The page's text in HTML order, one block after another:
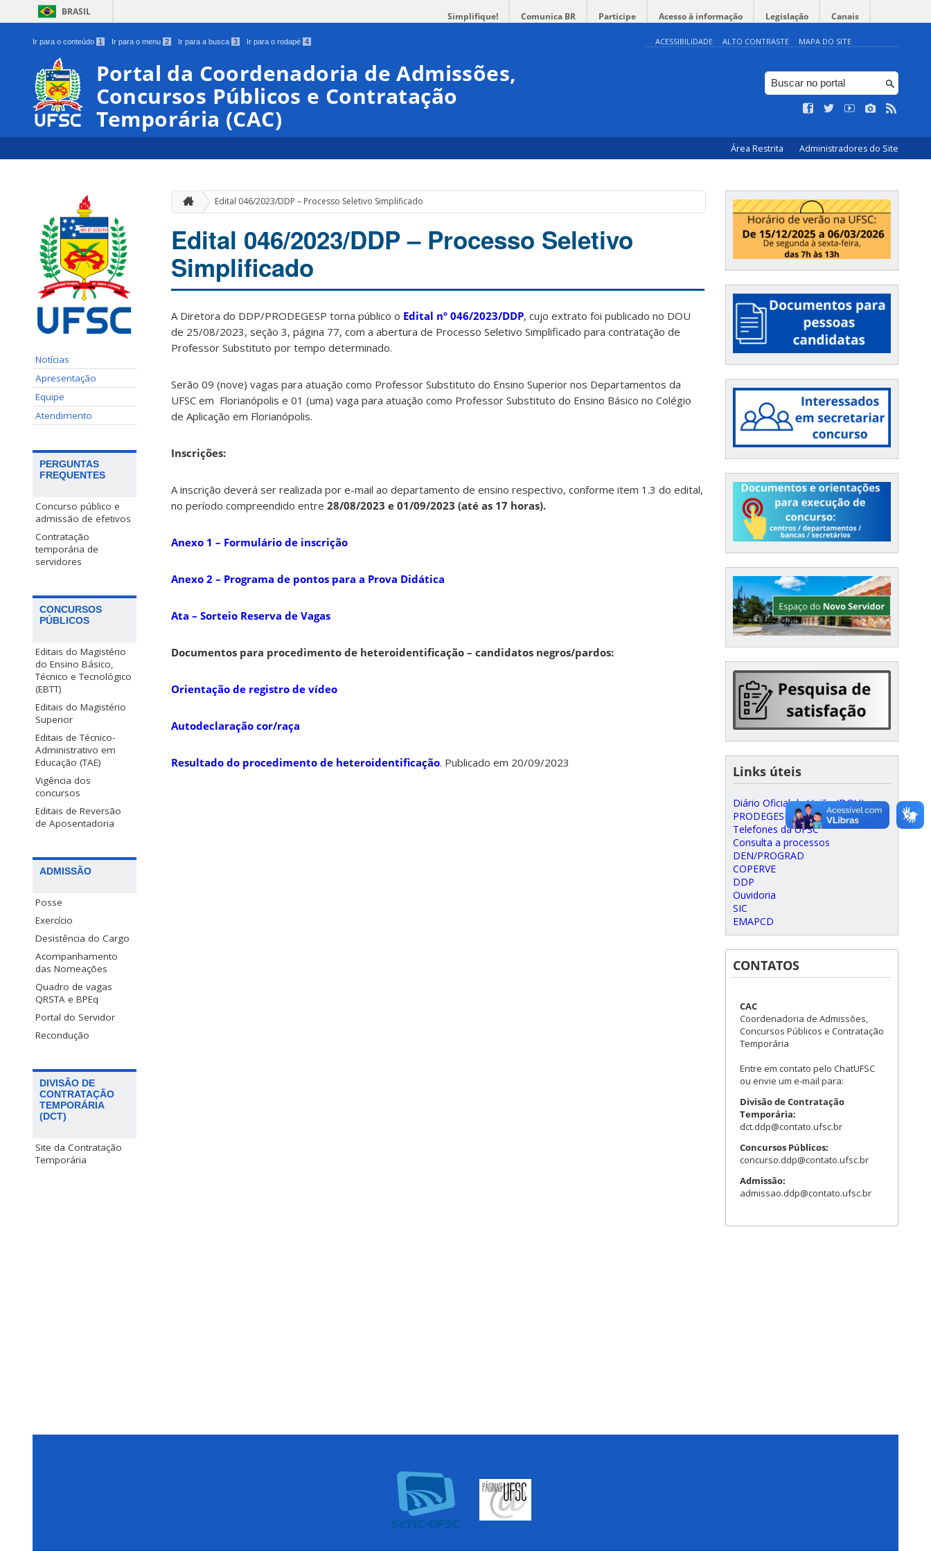
BRASIL Simplifique! Comunica BR Participe Acesso à informação Legislação Canais
Ir para o conteúdo 1 Ir para o menu 2 Ir para a busca 3 Ir para o rodapé 4 ACESSIBILIDADE ALTO CONTRASTE MAPA DO SITE
Portal da Coordenadoria de Admissões,
Concursos Públicos e Contratação
Temporária (CAC)
Área Restrita Administradores do Site
Notícias
Apresentação
Equipe
Atendimento
PERGUNTAS
FREQUENTES
Concurso público e
admissão de efetivos
Contratação
temporária de
servidores
CONCURSOS
PÚBLICOS
Editais do Magistério
do Ensino Básico,
Técnico e Tecnológico
(EBTT)
Editais do Magistério
Superior
Editais de Técnico-
Administrativo em
Educação (TAE)
Vigência dos
concursos
Editais de Reversão
de Aposentadoria
ADMISSÃO
Posse
Exercício
Desistência do Cargo
Acompanhamento
das Nomeações
Quadro de vagas
QRSTA e BPEq
Portal do Servidor
Recondução
DIVISÃO DE
CONTRATAÇÃO
TEMPORÁRIA
(DCT)
Site da Contratação
Temporária
Edital 046/2023/DDP – Processo Seletivo Simplificado
Edital 046/2023/DDP – Processo Seletivo
Simplificado
A Diretora do DDP/PRODEGESP torna público o Edital nº 046/2023/DDP, cujo extrato foi publicado no DOU
de 25/08/2023, seção 3, página 77, com a abertura de Processo Seletivo Simplificado para contratação de
Professor Substituto por tempo determinado.
Serão 09 (nove) vagas para atuação como Professor Substituto do Ensino Superior nos Departamentos da
UFSC em Florianópolis e 01 (uma) vaga para atuação como Professor Substituto do Ensino Básico no Colégio
de Aplicação em Florianópolis.
Inscrições:
A inscrição deverá ser realizada por e-mail ao departamento de ensino respectivo, conforme item 1.3 do edital,
no período compreendido entre 28/08/2023 e 01/09/2023 (até as 17 horas).
Anexo 1 – Formulário de inscrição
Anexo 2 – Programa de pontos para a Prova Didática
Ata – Sorteio Reserva de Vagas
Documentos para procedimento de heteroidentificação – candidatos negros/pardos:
Orientação de registro de vídeo
Autodeclaração cor/raça
Resultado do procedimento de heteroidentificação. Publicado em 20/09/2023
Links úteis
Diário Oficial da União (DOU)
PRODEGESP
Telefones da UFSC
Consulta a processos
DEN/PROGRAD
COPERVE
DDP
Ouvidoria
SIC
EMAPCD
CONTATOS
CAC
Coordenadoria de Admissões,
Concursos Públicos e Contratação
Temporária
Entre em contato pelo ChatUFSC
ou envie um e-mail para:
Divisão de Contratação
Temporária:
dct.ddp@contato.ufsc.br
Concursos Públicos:
concurso.ddp@contato.ufsc.br
Admissão:
admissao.ddp@contato.ufsc.br